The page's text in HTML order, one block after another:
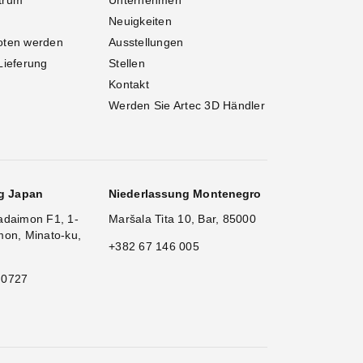
werden
Neuigkeiten
Ausstellungen
Stellen
Kontakt
Werden Sie Artec 3D Händler
Japan
F1, 1-
Minato-ku,
Niederlassung Montenegro
Maršala Tita 10, Bar, 85000
+382 67 146 005